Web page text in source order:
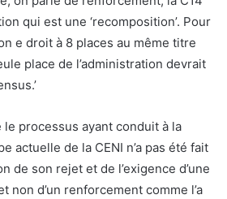
qui est une ‘recomposition’. Pour
e droit à 8 places au même titre
place de l’administration devrait
processus ayant conduit à la
actuelle de la CENI n’a pas été fait
de son rejet et de l’exigence d’une
non d’un renforcement comme l’a